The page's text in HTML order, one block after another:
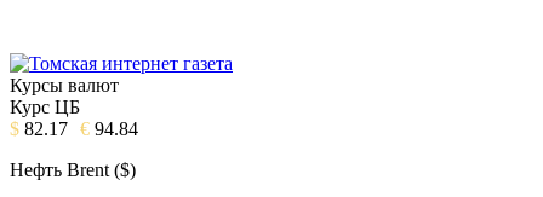
Курсы валют
Курс ЦБ
$ 82.17 € 94.84
Нефть Brent ($)